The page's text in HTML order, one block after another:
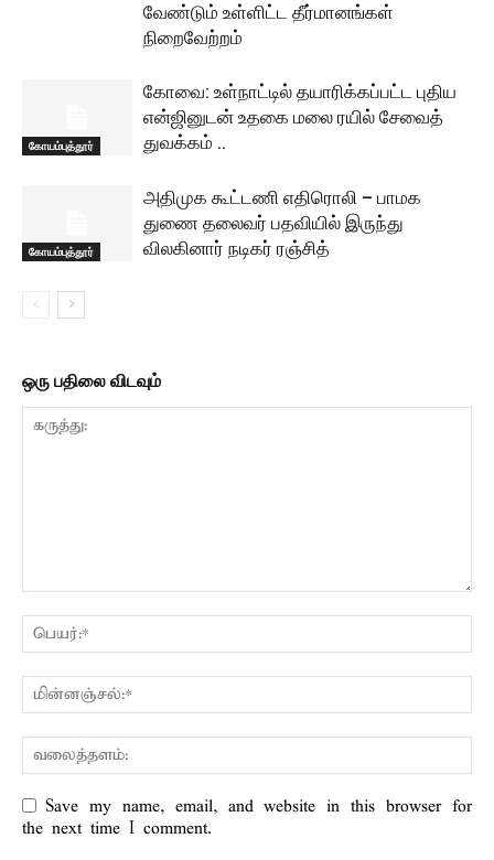
வேண்டும் உள்ளிட்ட தீர்மானங்கள்
நிறைவேற்றம்
கோயம்புத்தூர்
கோவை: உள்நாட்டில் தயாரிக்கப்பட்ட புதிய
என்ஜினுடன் உதகை மலை ரயில் சேவைத்
துவக்கம் ..
கோயம்புத்தூர்
அதிமுக கூட்டணி எதிரொலி – பாமக
துணை தலைவர் பதவியில் இருந்து
விலகினார் நடிகர் ரஞ்சித்
ஒரு பதிலை விடவும்
Save my name, email, and website in this browser for
the next time I comment.